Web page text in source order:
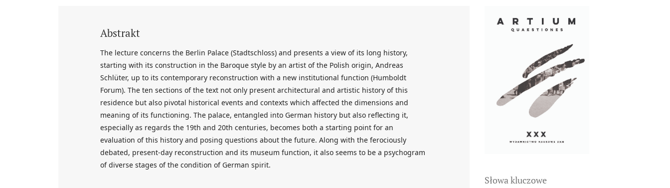
Słowa kluczowe
Abstrakt
The lecture concerns the Berlin Palace (Stadtschloss) and presents a view of its long history,
starting with its construction in the Baroque style by an artist of the Polish origin, Andreas
Schlüter, up to its contemporary reconstruction with a new institutional function (Humboldt
Forum). The ten sections of the text not only present architectural and artistic history of this
residence but also pivotal historical events and contexts which affected the dimensions and
meaning of its functioning. The palace, entangled into German history but also reflecting it,
especially as regards the 19th and 20th centuries, becomes both a starting point for an
evaluation of this history and posing questions about the future. Along with the ferociously
debated, present-day reconstruction and its museum function, it also seems to be a psychogram
of diverse stages of the condition of German spirit.